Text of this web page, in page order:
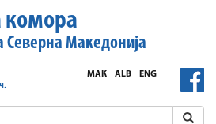
комора
Северна Македонија
ENG
ALB
МАК